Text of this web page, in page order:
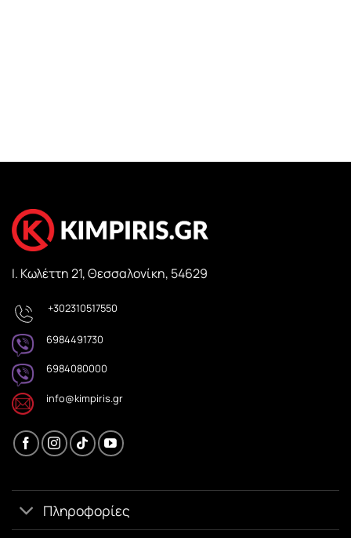
Ι. Κωλέττη 21, Θεσσαλονίκη, 54629
+302310517550
6984491730
6984080000
info@kimpiris.gr
Πληροφορίες